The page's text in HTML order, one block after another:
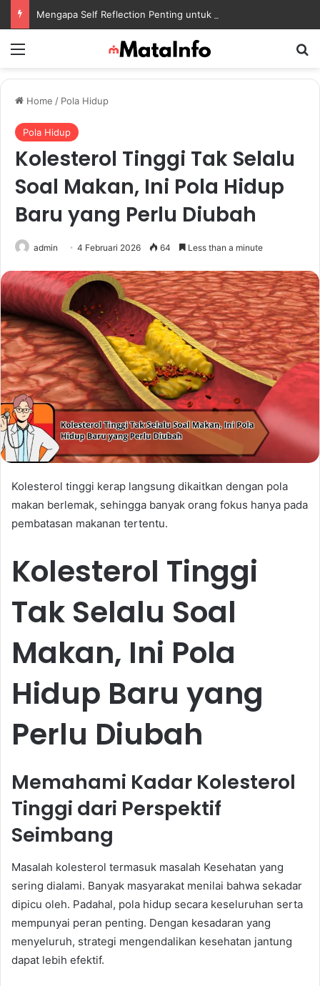
Home / Pola Hidup
Pola Hidup
Kolesterol Tinggi Tak Selalu
Soal Makan, Ini Pola Hidup
Baru yang Perlu Diubah
admin 4 Februari 2026 64 Less than a minute
Kolesterol tinggi kerap langsung dikaitkan dengan pola
makan berlemak, sehingga banyak orang fokus hanya pada
pembatasan makanan tertentu.
Kolesterol Tinggi
Tak Selalu Soal
Makan, Ini Pola
Hidup Baru yang
Perlu Diubah
Memahami Kadar Kolesterol
Tinggi dari Perspektif
Seimbang
Masalah kolesterol termasuk masalah Kesehatan yang
sering dialami. Banyak masyarakat menilai bahwa sekadar
dipicu oleh. Padahal, pola hidup secara keseluruhan serta
mempunyai peran penting. Dengan kesadaran yang
menyeluruh, strategi mengendalikan kesehatan jantung
dapat lebih efektif.